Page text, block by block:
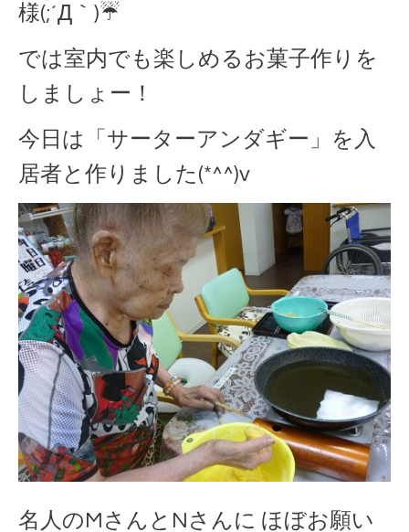
様(;´Д｀)☔
では室内でも楽しめるお菓子作りを
しましょー！
今日は「サーターアンダギー」を入
居者と作りました(*^^)v
名人のMさんとNさんに ほぼお願い